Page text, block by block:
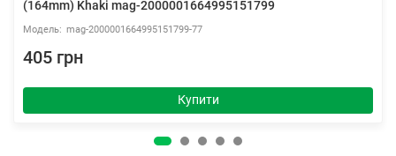
(164mm) Khaki mag-2000001664995151799
mag-2000001664995151799-77
405 грн
Купити